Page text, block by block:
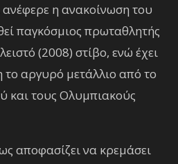
ανέφερε η ανακοίνωση του
παγκόσμιος πρωταθλητής
(2008) στίβο, ενώ έχει
αργυρό μετάλλιο από το
και τους Ολυμπιακούς
αποφασίζει να κρεμάσει